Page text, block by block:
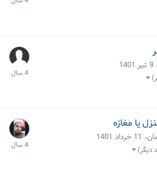
9 تیر 1401
یا مغازه
11 خرداد 1401